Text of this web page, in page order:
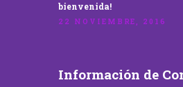
bienvenida!
22 NOVIEMBRE, 2016
Información de